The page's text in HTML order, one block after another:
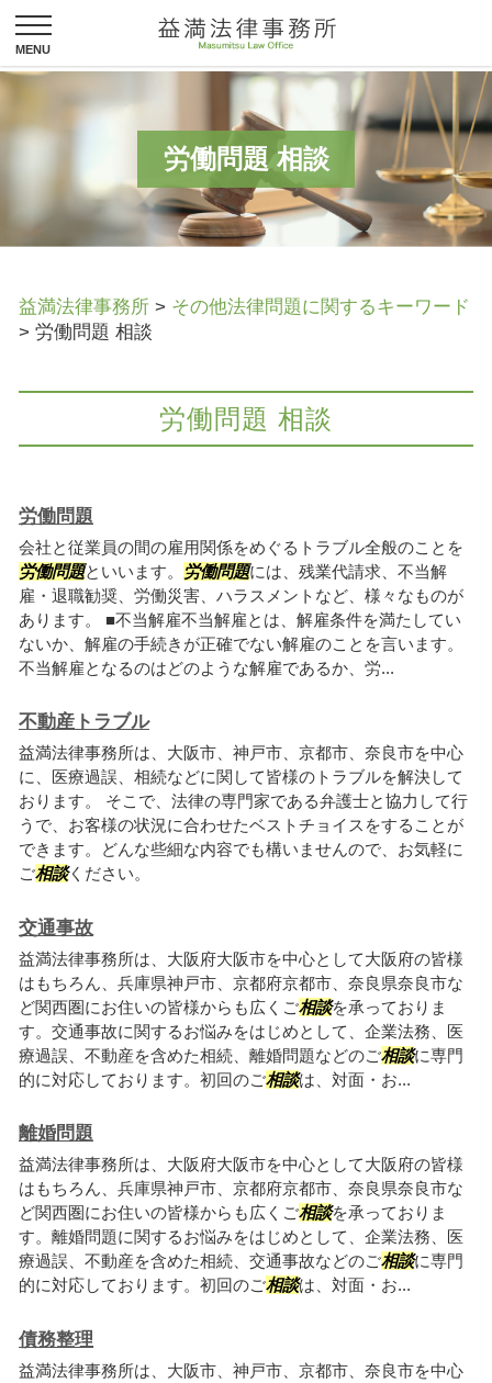
労働問題 相談
益満法律事務所 > その他法律問題に関するキーワード
> 労働問題 相談
労働問題 相談
労働問題
会社と従業員の間の雇用関係をめぐるトラブル全般のことを
労働問題といいます。 労働問題には、残業代請求、不当解
雇・退職勧奨、労働災害、ハラスメントなど、様々なものが
あります。 ■不当解雇不当解雇とは、解雇条件を満たしてい
ないか、解雇の手続きが正確でない解雇のことを言います。
不当解雇となるのはどのような解雇であるか、労...
不動産トラブル
益満法律事務所は、大阪市、神戸市、京都市、奈良市を中心
に、医療過誤、相続などに関して皆様のトラブルを解決して
おります。 そこで、法律の専門家である弁護士と協力して行
うで、お客様の状況に合わせたベストチョイスをすることが
できます。どんな些細な内容でも構いませんので、お気軽に
ご相談ください。
交通事故
益満法律事務所は、大阪府大阪市を中心として大阪府の皆様
はもちろん、兵庫県神戸市、京都府京都市、奈良県奈良市な
ど関西圏にお住いの皆様からも広くご相談を承っておりま
す。交通事故に関するお悩みをはじめとして、企業法務、医
療過誤、不動産を含めた相続、離婚問題などのご相談に専門
的に対応しております。初回のご相談は、対面・お...
離婚問題
益満法律事務所は、大阪府大阪市を中心として大阪府の皆様
はもちろん、兵庫県神戸市、京都府京都市、奈良県奈良市な
ど関西圏にお住いの皆様からも広くご相談を承っておりま
す。離婚問題に関するお悩みをはじめとして、企業法務、医
療過誤、不動産を含めた相続、交通事故などのご相談に専門
的に対応しております。初回のご相談は、対面・お...
債務整理
益満法律事務所は、大阪市、神戸市、京都市、奈良市を中心